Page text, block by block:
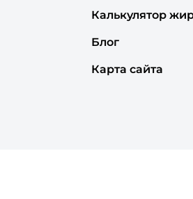
Калькулятор
Блог
Карта сайта